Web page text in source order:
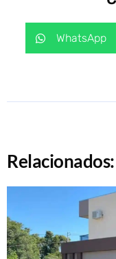
WhatsApp
Relacionados: